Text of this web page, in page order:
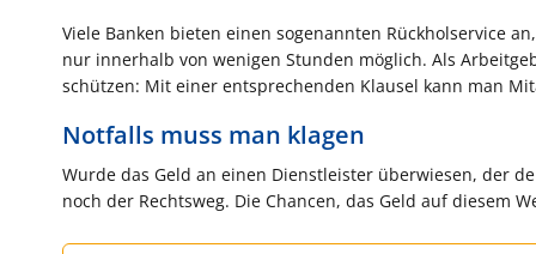
Viele Banken bieten einen sogenannten Rückholservice
nur innerhalb von wenigen Stunden möglich. Als
schützen: Mit einer entsprechenden Klausel kann man
Notfalls muss man klagen
Wurde das Geld an einen Dienstleister überwiesen, der
noch der Rechtsweg. Die Chancen, das Geld auf diesem